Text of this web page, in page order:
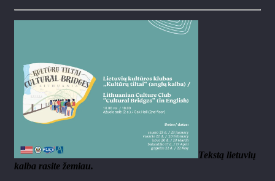
Tekstą lietuvių
kalba rasite žemiau.